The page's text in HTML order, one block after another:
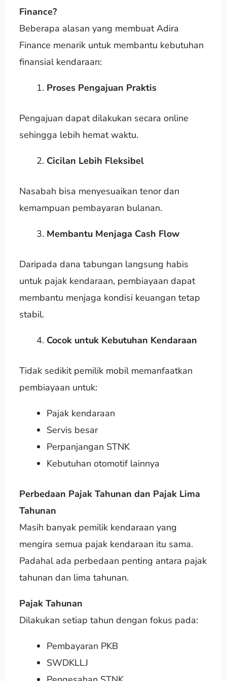
Finance?
Beberapa alasan yang membuat Adira
Finance menarik untuk membantu kebutuhan
finansial kendaraan:
Proses Pengajuan Praktis
Pengajuan dapat dilakukan secara online
sehingga lebih hemat waktu.
Cicilan Lebih Fleksibel
Nasabah bisa menyesuaikan tenor dan
kemampuan pembayaran bulanan.
Membantu Menjaga Cash Flow
Daripada dana tabungan langsung habis
untuk pajak kendaraan, pembiayaan dapat
membantu menjaga kondisi keuangan tetap
stabil.
Cocok untuk Kebutuhan Kendaraan
Tidak sedikit pemilik mobil memanfaatkan
pembiayaan untuk:
Pajak kendaraan
Servis besar
Perpanjangan STNK
Kebutuhan otomotif lainnya
Perbedaan Pajak Tahunan dan Pajak Lima
Tahunan
Masih banyak pemilik kendaraan yang
mengira semua pajak kendaraan itu sama.
Padahal ada perbedaan penting antara pajak
tahunan dan lima tahunan.
Pajak Tahunan
Dilakukan setiap tahun dengan fokus pada:
Pembayaran PKB
SWDKLLJ